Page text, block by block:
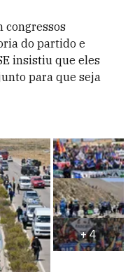
congressos
do partido e
insistiu que eles
para que seja
+4